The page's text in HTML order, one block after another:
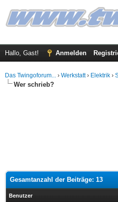
Hallo, Gast! Anmelden
Das Twingoforum... › Werkstatt› Elektrik ›
Wer schrieb?
Gesamtanzahl der Beiträge: 13
Benutzer